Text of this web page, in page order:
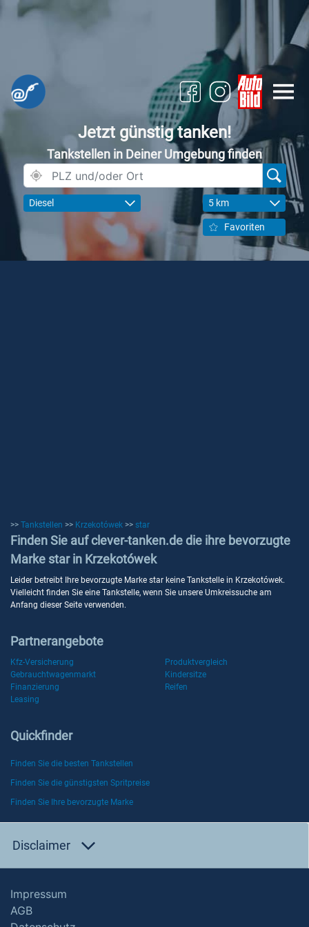
Jetzt günstig tanken!
Tankstellen in Deiner Umgebung finden
Diesel 5 km
Favoriten
>> Tankstellen >> Krzekotówek >> star
Finden Sie auf clever-tanken.de die ihre bevorzugte
Marke star in Krzekotówek
Leider betreibt Ihre bevorzugte Marke star keine Tankstelle in Krzekotówek.
Vielleicht finden Sie eine Tankstelle, wenn Sie unsere Umkreissuche am
Anfang dieser Seite verwenden.
Partnerangebote
Kfz-Versicherung
Produktvergleich
Gebrauchtwagenmarkt
Kindersitze
Finanzierung
Reifen
Leasing
Quickfinder
Finden Sie die besten Tankstellen
Finden Sie die günstigsten Spritpreise
Finden Sie Ihre bevorzugte Marke
Disclaimer
Impressum
AGB